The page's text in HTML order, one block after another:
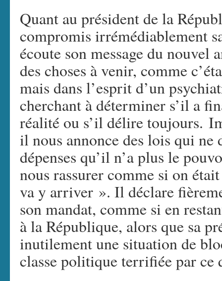
Quant au président de la
compromis irrémédiablement
écoute son message du nouvel
des choses à venir, comme
mais dans l’esprit d’un
cherchant à déterminer s’il a
réalité ou s’il délire toujours.
il nous annonce des lois qui ne
dépenses qu’il n’a plus le
nous rassurer comme si on
va y arriver ». Il déclare
son mandat, comme si en
à la République, alors que sa
inutilement une situation de
classe politique terrifiée par